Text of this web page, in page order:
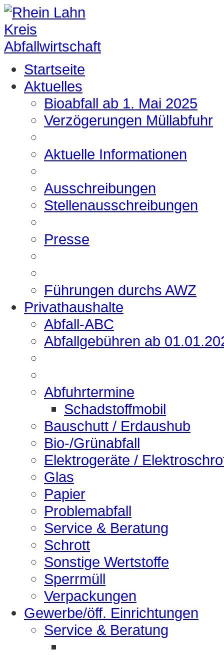
Startseite
Aktuelles
Bioabfall ab 1. Mai 2025
Verzögerungen Müllabfuhr
Aktuelle Informationen
Ausschreibungen
Stellenausschreibungen
Presse
Führungen durchs AWZ
Privathaushalte
Abfall-ABC
Abfallgebühren ab
Abfuhrtermine
Schadstoffmobil
Bauschutt / Erdaushub
Bio-/Grünabfall
Elektrogeräte /
Glas
Papier
Problemabfall
Service & Beratung
Schrott
Sonstige Wertstoffe
Sperrmüll
Verpackungen
Gewerbe/öff. Einrichtungen
Service & Beratung